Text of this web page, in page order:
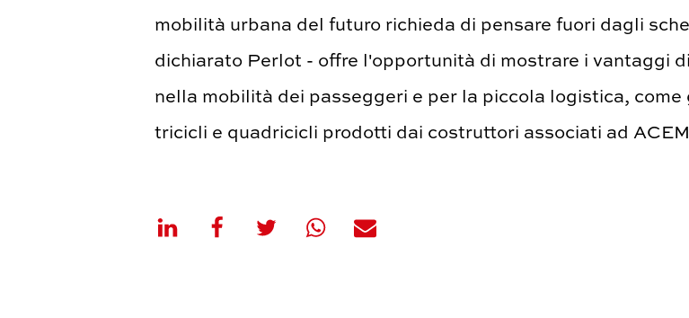
mobilità urbana del futuro richieda di pensare fuori dagli
dichiarato Perlot - offre l'opportunità di mostrare i vantaggi
nella mobilità dei passeggeri e per la piccola logistica,
tricicli e quadricicli prodotti dai costruttori associati ad